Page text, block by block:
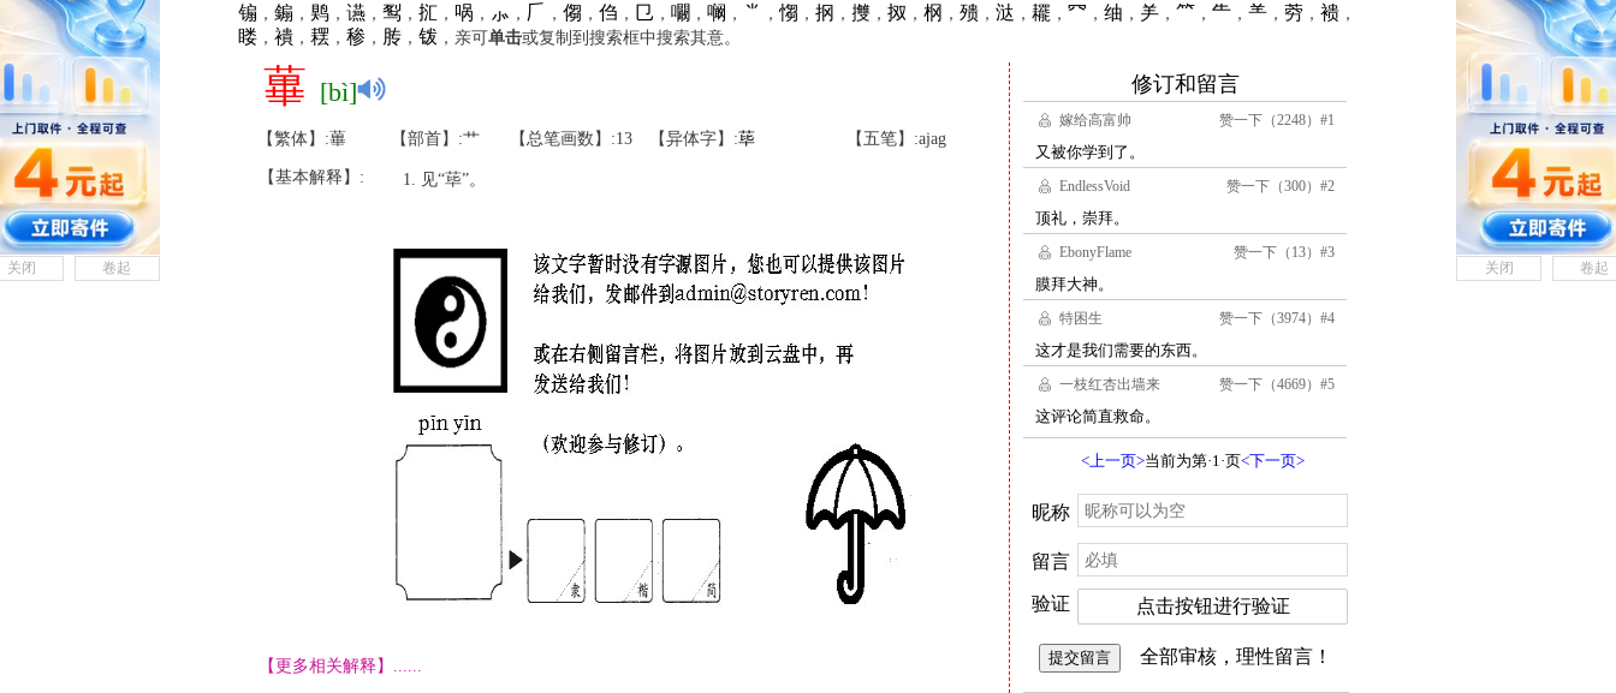
䦂 ， 䥇 ， 䴗， 䜩， 䴕， 㧟 ， 㖞 ， ⺗ ， 𠂆 ， 㑳 ， 㑇 ， 㔾 ， 㘚 ， 㘎 ， ⺌ ， 㥮 ， 㧏 ， 㩳， 㧐 ， 㭎 ， 㱮， 㳠 ， 䎱 ， ⺳ ， 䌷 ， ⺶， ⺮ ， ⺧， ⺷， 䓖， 䙌，
䁖， 䙡， 䎬 ， 䅟， 䏝， 䥽，亲可单击或复制到搜索框中搜索其意。
蓽 [bì]
【繁体】:蓽 【部首】:艹 【总笔画数】:13 【异体字】:荜 【五笔】:ajag
【基本解释】: 见“荜”。
【更多相关解释】......
关闭 卷起 关闭 卷起